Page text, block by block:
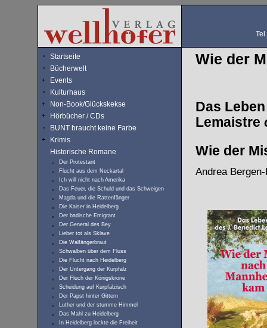
Startseite
Bücherwelt
Events
Kulturhaus
Non-Book/Glückskekse
Hörbücher / CDs
BUNT braucht keine Farbe
Krimis
Historische Romane
Der Protestant
Flucht aus dem Neckartal
Ich will nicht nach Amerika
Das Feuer, die Schuld und das Schweigen
Magda und die Rattenfänger
Die Kaiser in Heidelberg
Der badische Emigrant
Der General des Bey
Lieber tot als Sklave
Die Walfängerbraut
Schwalben über dem Fluss
Die Flucht nach Heidelberg
Der Untergang der Kurpfalz
Der Fluch der Königskrone
Scheidung auf Kurpfälzisch
Der Papst hinter Gittern
Luther und der stumme Himmel
Das Mahl zu Heidelberg
In Heidelberg lockte die Freiheit
Wie der
Das
Lemaistre
Wie der
Andrea